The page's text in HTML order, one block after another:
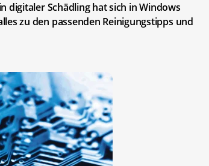
digitaler Schädling hat sich in Windows
zu den passenden Reinigungstipps und